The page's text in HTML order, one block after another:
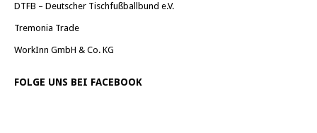
DTFB – Deutscher Tischfußballbund e.V.
Tremonia Trade
WorkInn GmbH & Co. KG
FOLGE UNS BEI FACEBOOK